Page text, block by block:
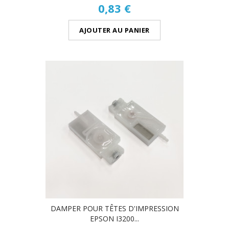
0,83 €
AJOUTER AU PANIER
DAMPER POUR TÊTES D'IMPRESSION
EPSON I3200...